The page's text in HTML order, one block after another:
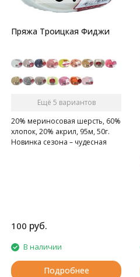
Пряжа Троицкая Фиджи
Ещё 5 вариантов
20% мериносовая шерсть, 60%
хлопок, 20% акрил, 95м, 50г.
Новинка сезона – чудесная
100 руб.
В наличии
Подробнее